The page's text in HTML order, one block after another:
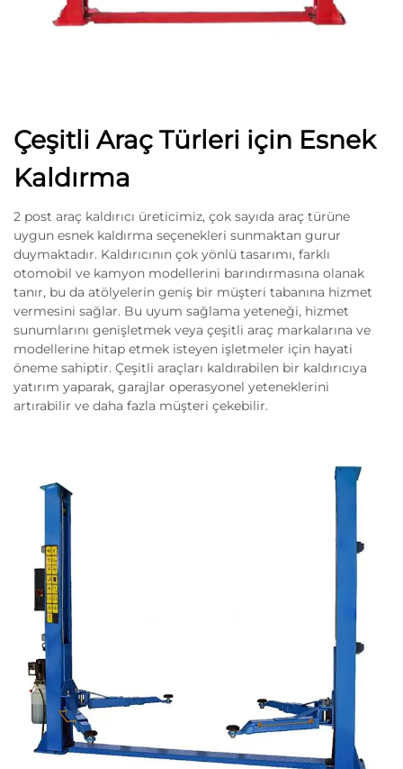
Çeşitli Araç Türleri için Esnek
Kaldırma
2 post araç kaldırıcı üreticimiz, çok sayıda araç türüne
uygun esnek kaldırma seçenekleri sunmaktan gurur
duymaktadır. Kaldırıcının çok yönlü tasarımı, farklı
otomobil ve kamyon modellerini barındırmasına olanak
tanır, bu da atölyelerin geniş bir müşteri tabanına hizmet
vermesini sağlar. Bu uyum sağlama yeteneği, hizmet
sunumlarını genişletmek veya çeşitli araç markalarına ve
modellerine hitap etmek isteyen işletmeler için hayati
öneme sahiptir. Çeşitli araçları kaldırabilen bir kaldırıcıya
yatırım yaparak, garajlar operasyonel yeteneklerini
artırabilir ve daha fazla müşteri çekebilir.